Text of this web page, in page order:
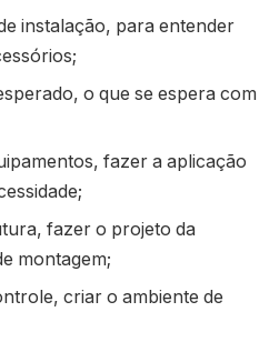
instalação, para entender
o que se espera com
fazer a aplicação
fazer o projeto da
montagem;
criar o ambiente de